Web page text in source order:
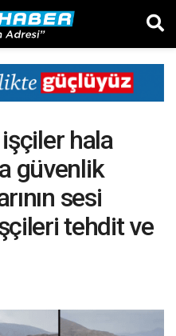
hala
güvenlik
sesi
tehdit ve